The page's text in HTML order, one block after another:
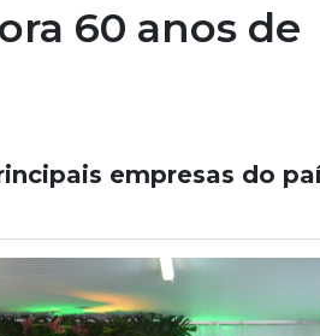
60 anos de
empresas do